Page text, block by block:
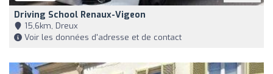
Driving School Renaux-Vigeon
15,6km, Dreux
Voir les données d'adresse et de contact